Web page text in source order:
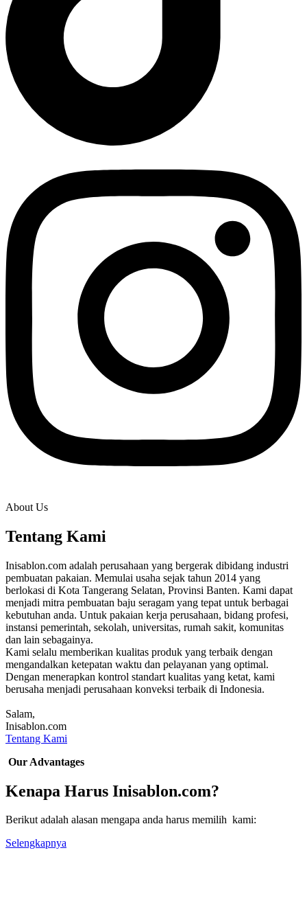
About Us
Tentang Kami
Inisablon.com adalah perusahaan yang bergerak dibidang industri
pembuatan pakaian. Memulai usaha sejak tahun 2014 yang
berlokasi di Kota Tangerang Selatan, Provinsi Banten. Kami dapat
menjadi mitra pembuatan baju seragam yang tepat untuk berbagai
kebutuhan anda. Untuk pakaian kerja perusahaan, bidang profesi,
instansi pemerintah, sekolah, universitas, rumah sakit, komunitas
dan lain sebagainya.
Kami selalu memberikan kualitas produk yang terbaik dengan
mengandalkan ketepatan waktu dan pelayanan yang optimal.
Dengan menerapkan kontrol standart kualitas yang ketat, kami
berusaha menjadi perusahaan konveksi terbaik di Indonesia.
Salam,
Inisablon.com
Tentang Kami
Our Advantages
Kenapa Harus Inisablon.com?
Berikut adalah alasan mengapa anda harus memilih kami:
Selengkapnya